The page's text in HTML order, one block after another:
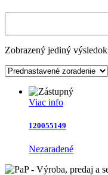
Zobrazený jediný výsledok
Viac info
120055149
Nezaradené